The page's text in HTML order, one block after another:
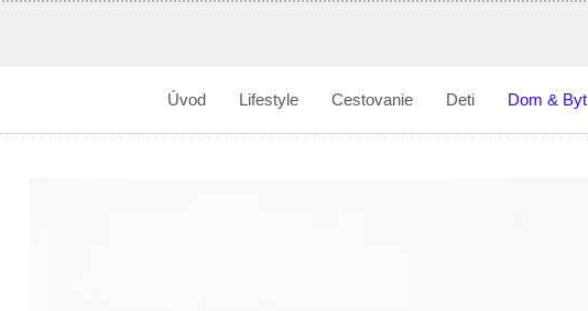
Úvod Lifestyle Cestovanie Deti Dom & Byt